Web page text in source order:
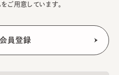
ご用意しています。